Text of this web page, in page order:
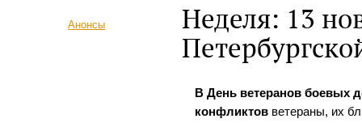
Анонсы
Неделя: 13
В День ветеранов боевых
конфликтов ветераны, их